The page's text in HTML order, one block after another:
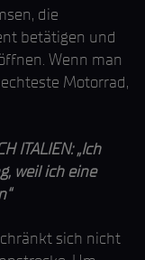
die
betätigen und
Wenn man
Motorrad,
ITALIEN: „Ich
weil ich eine
sich nicht